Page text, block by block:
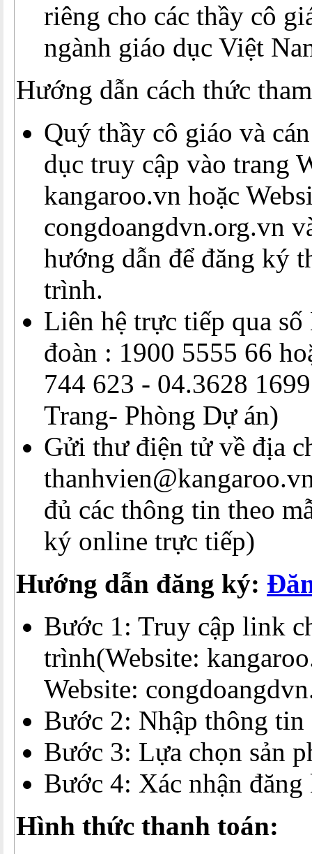
riêng cho các thầy cô
ngành giáo dục Việt
Hướng dẫn cách thức
Quý thầy cô giáo và
dục truy cập vào trang
kangaroo.vn hoặc
congdoangdvn.org.vn
hướng dẫn để đăng ký
trình.
Liên hệ trực tiếp qua
đoàn : 1900 5555 66
744 623 - 04.3628
Trang- Phòng Dự án)
Gửi thư điện tử về địa
đủ các thông tin theo
ký online trực tiếp)
Hướng dẫn đăng ký: Đ
Bước 1: Truy cập link
trình(Website:
Website:
Bước 2: Nhập thông tin
Bước 3: Lựa chọn sản
Bước 4: Xác nhận đăng
Hình thức thanh toán: